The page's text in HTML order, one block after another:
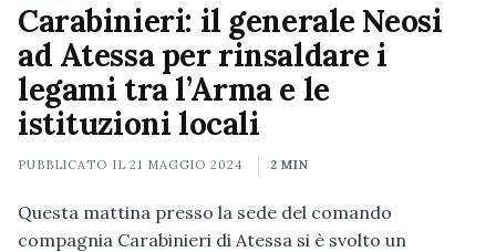
Carabinieri: il generale Neosi
ad Atessa per rinsaldare i
legami tra l’Arma e le
istituzioni locali
PUBBLICATO IL21 MAGGIO 2024 2 MIN
Questa mattina presso la sede del comando
compagnia Carabinieri di Atessa si è svolto un